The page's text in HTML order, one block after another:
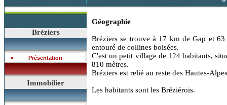
Bréziers
Présentation
Immobilier
Géographie
Bréziers se trouve à 17 km de Gap et
entouré de collines boisées.
C'est un petit village de 124 habitants,
810 mètres.
Bréziers est relié au reste des Hautes-
Les habitants sont les Bréziérois.